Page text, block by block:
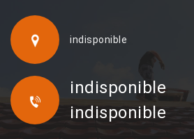
indisponible
indisponible
indisponible